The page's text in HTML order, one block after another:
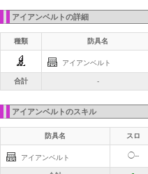
アイアンベルトの詳細
種類 防具名
アイアンベルト
合計 -
アイアンベルトのスキル
防具名 スロ
アイアンベルト ◯--